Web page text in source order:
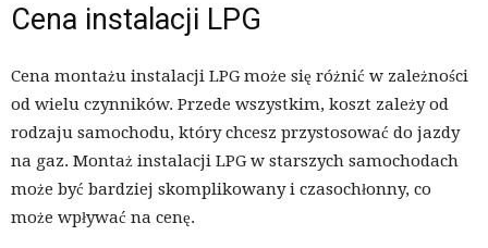
Cena instalacji LPG
Cena montażu instalacji LPG może się różnić w zależności
od wielu czynników. Przede wszystkim, koszt zależy od
rodzaju samochodu, który chcesz przystosować do jazdy
na gaz. Montaż instalacji LPG w starszych samochodach
może być bardziej skomplikowany i czasochłonny, co
może wpływać na cenę.